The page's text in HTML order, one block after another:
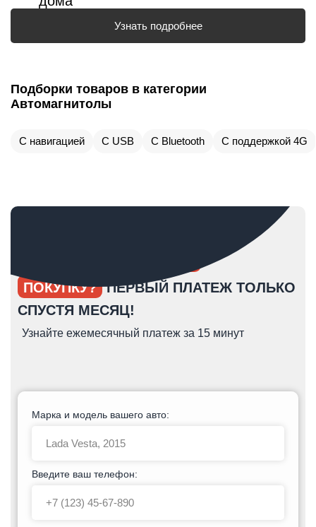
Узнать подробнее
Подборки товаров в категории
Автомагнитолы
С навигацией С USB С Bluetooth С поддержкой 4G
ПОКУПКУ? ПЕРВЫЙ ПЛАТЕЖ ТОЛЬКО
СПУСТЯ МЕСЯЦ!
Узнайте ежемесячный платеж за 15 минут
Марка и модель вашего авто:
Введите ваш телефон: